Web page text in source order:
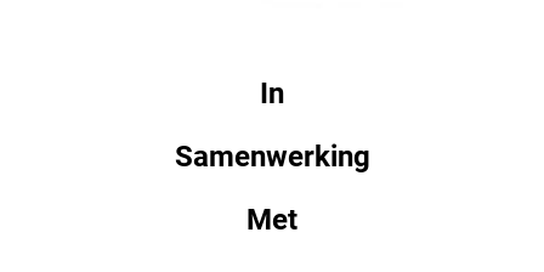
In
Samenwerking
Met